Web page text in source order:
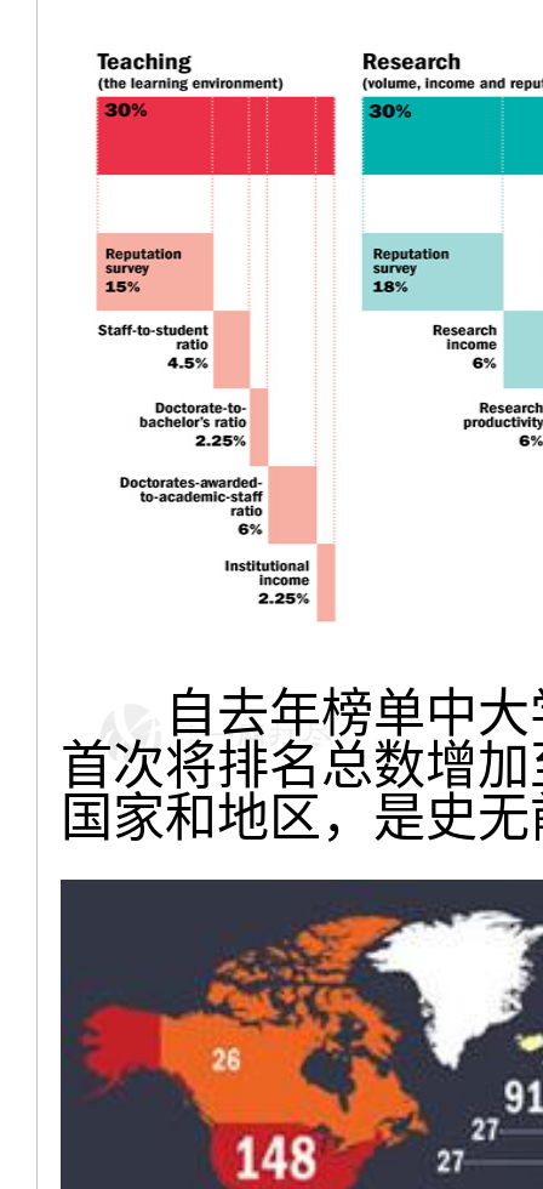
自去年榜单中大
首次将排名总数增
国家和地区，是史